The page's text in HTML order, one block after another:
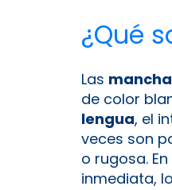
¿Qué
Las
de color
lengua, el
veces son
o rugosa.
inmediata,